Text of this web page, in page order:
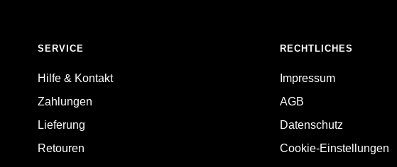
SERVICE
Hilfe & Kontakt
Zahlungen
Lieferung
Retouren
RECHTLICHES
Impressum
AGB
Datenschutz
Cookie-Einstellungen